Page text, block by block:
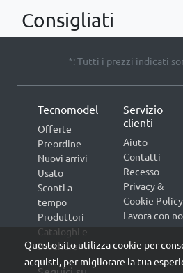
Consigliati
*: Tutti i prezzi indicati
Tecnomodel
Offerte
Preordine
Nuovi arrivi
Usato
Sconti a
tempo
Produttori
Cataloghi e
Brochure
Servizio
clienti
Aiuto
Contatti
Recesso
Privacy &
Cookie Policy
Lavora con
Questo sito utilizza cookie per
acquisti, per migliorare la tua